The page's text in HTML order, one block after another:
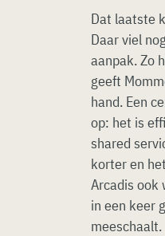
Dat laatste
Daar viel
aanpak. Zo
geeft
hand. Een
op: het is
shared
korter en
Arcadis ook
in een keer
meeschaalt.